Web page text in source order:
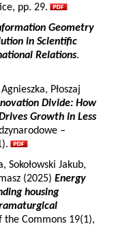
pp. 29.
Geometry
in Scientific
Relations.
Płoszaj
Divide: How
Growth in Less
–
Sokołowski Jakub,
(2025) Energy
housing
Commons 19(1),